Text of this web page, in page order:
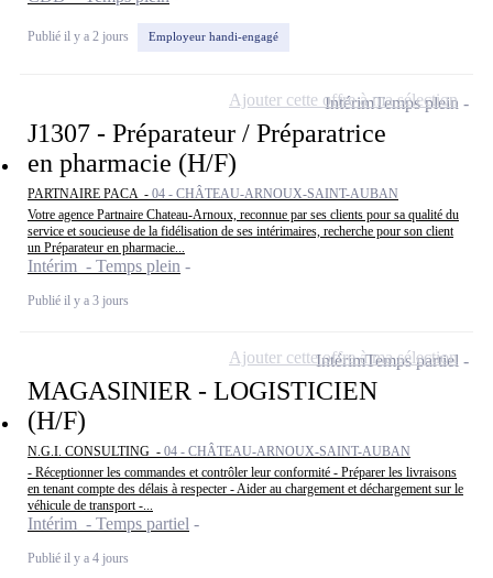
Publié il y a 2 jours Employeur handi-engagé
J1307 - Préparateur / Préparatrice
en pharmacie (H/F)
PARTNAIRE PACA - 04 - CHÂTEAU-ARNOUX-SAINT-AUBAN
Votre agence Partnaire Chateau-Arnoux, reconnue par ses clients pour sa qualité du
service et soucieuse de la fidélisation de ses intérimaires, recherche pour son client
un Préparateur en pharmacie...
Intérim - Temps plein
Publié il y a 3 jours
IntérimTemps plein
Ajouter cette offre à ma sélection
MAGASINIER - LOGISTICIEN
(H/F)
N.G.I. CONSULTING - 04 - CHÂTEAU-ARNOUX-SAINT-AUBAN
- Réceptionner les commandes et contrôler leur conformité - Préparer les livraisons
en tenant compte des délais à respecter - Aider au chargement et déchargement sur le
véhicule de transport -...
Intérim - Temps partiel
Publié il y a 4 jours
IntérimTemps partiel
Ajouter cette offre à ma sélection